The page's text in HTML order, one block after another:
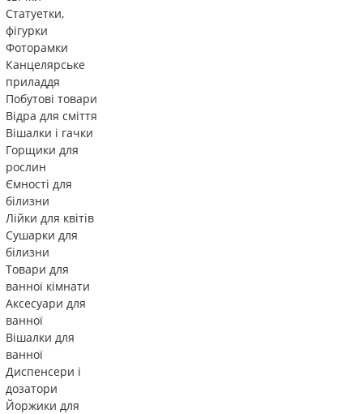
Статуетки,
фігурки
Фоторамки
Канцелярське
приладдя
Побутові товари
Відра для сміття
Вішалки і гачки
Горщики для
рослин
Ємності для
білизни
Лійки для квітів
Сушарки для
білизни
Товари для
ванної кімнати
Аксесуари для
ванної
Вішалки для
ванної
Диспенсери і
дозатори
Йоржики для